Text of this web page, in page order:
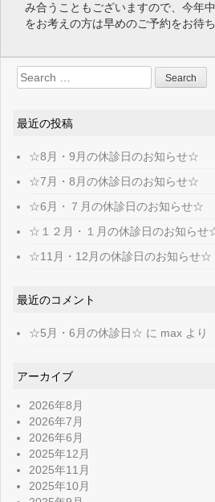
み合うこともございますので、今年
をお考えの方は早めのご予約をお待
Search for:
最近の投稿
☆8月・9月の休診日のお知らせ☆
☆7月・8月の休診日のお知らせ☆
☆6月・７月の休診日のお知らせ☆
☆１２月・１月の休診日のお知らせ
☆11月・12月の休診日のお知らせ☆
最近のコメント
☆5月・6月の休診日☆ に max より
アーカイブ
2026年8月
2026年7月
2026年6月
2025年12月
2025年11月
2025年10月